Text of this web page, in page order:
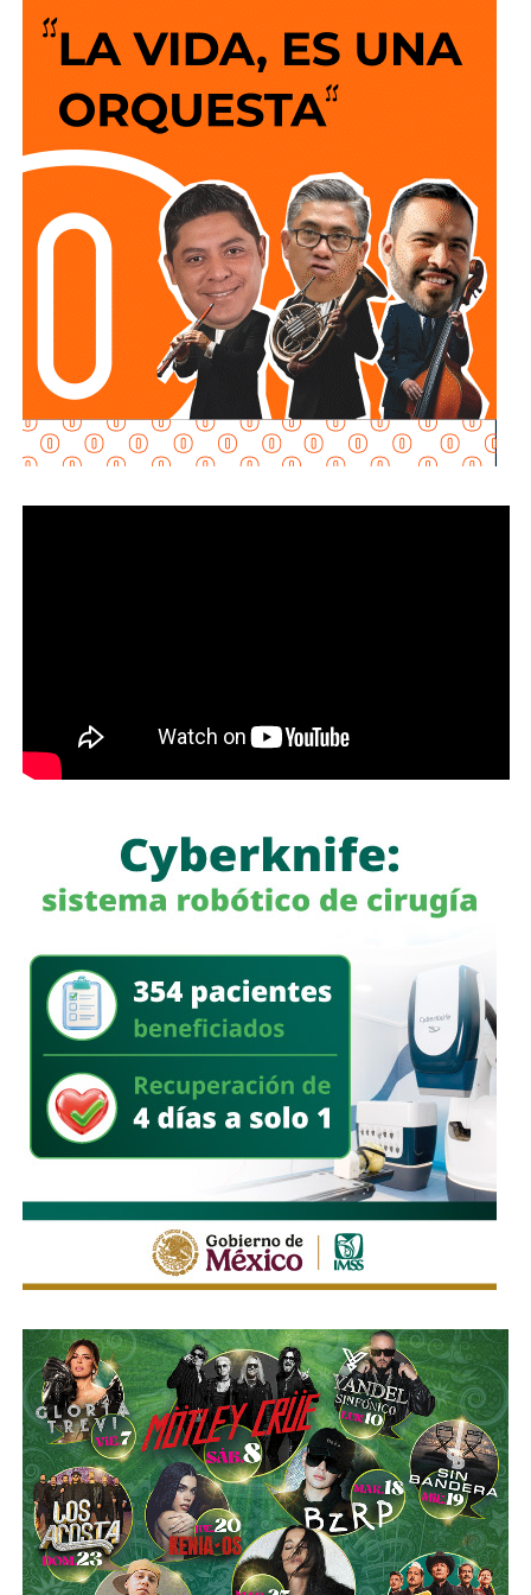
siempre es que el peatón suba y baje 200 escalones
de horribles estructuras de hierroo que los autos
sigan a 100 km/h sobre un puente o paso a desnivel.
No soy un experto en ingeniería urbana, por lo que no
pretendo entrar en detalles técnicos de si está bien o mal
hecho, por eso me centro en losdebates que quieren
forzar las páginas de Facebookque se llaman medios
de prensa.
Pocas veces he visto medios cuestionar la constante
construcción de estructura cochista que lejos de mejorar la
movilidad, como dicen los boletines oficiales, tienden
solamente a
favorecer la velocidad
¿Quién se acuerda de los peatones? ¿Quién piensa
en el que quiere cruzar la calle sin tener que subirse
para avisarle a los conductores que había una barda
en medio de la calle, pero la mayoría de los que piden la
señal con el aviso son los mismos que, a propósito, no
ser cortés con los peatones que intentan
Señales faltan más, como una que indique para qué o
realidad nadie lo sabe a ciencia cierta, otras en toda la
ciudad, lasque avisen que la ciclovía no es para que se
estacionen autos de los negocios de Carranza o
Himno Nacional.
La Avenida Chapultepec tiene varias señales que indican
que ellímite de velocidad es de 50 km/h, algunas casi
borradas -ahí te encargo, Ayuntamiento- pero en los
videos que circularon de autos voladores,en ninguno de
los casos, la velocidad del vehículo estaba por debajo
del límite permitido
.
Sí hubo un fallo grande por parte de lasautoridades
viales municipales que no anunciaron a tiempo el tope